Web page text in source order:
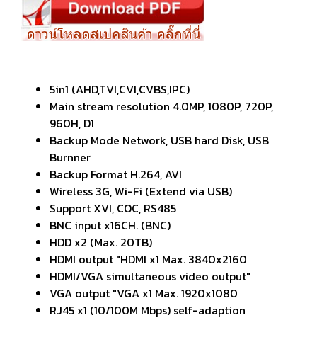
5in1 (AHD,TVI,CVI,CVBS,IPC)
Main stream resolution 4.0MP, 1080P, 720P,
960H, D1
Backup Mode Network, USB hard Disk, USB
Burnner
Backup Format H.264, AVI
Wireless 3G, Wi-Fi (Extend via USB)
Support XVI, COC, RS485
BNC input x16CH. (BNC)
HDD x2 (Max. 20TB)
HDMI output "HDMI x1 Max. 3840x2160
HDMI/VGA simultaneous video output"
VGA output "VGA x1 Max. 1920x1080
RJ45 x1 (10/100M Mbps) self-adaption